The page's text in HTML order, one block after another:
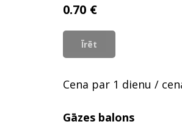
0.70 €
Īrēt
Cena par 1 dienu /
Gāzes balons